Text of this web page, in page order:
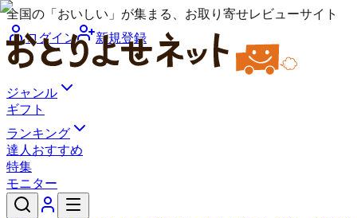
全国の「おいしい」が集まる、お取り寄せレビューサイト
ログイン
新規登録
ジャンル
ギフト
ランキング
達人おすすめ
特集
モニター